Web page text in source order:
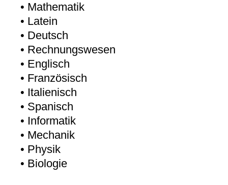
• Mathematik
• Latein
• Deutsch
• Rechnungswesen
• Englisch
• Französisch
• Italienisch
• Spanisch
• Informatik
• Mechanik
• Physik
• Biologie